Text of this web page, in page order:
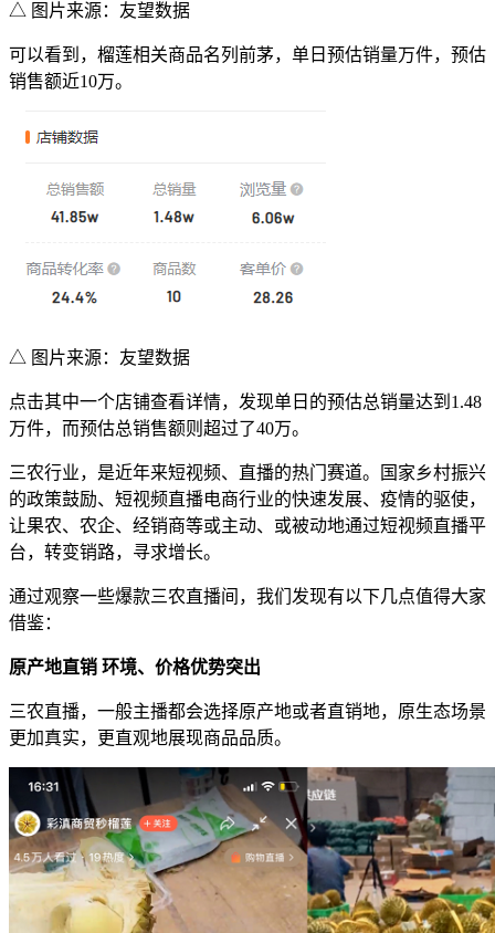
△ 图片来源：友望数据
可以看到，榴莲相关商品名列前茅，单日预估销量万件，预估
销售额近10万。
△ 图片来源：友望数据
点击其中一个店铺查看详情，发现单日的预估总销量达到1.48
万件，而预估总销售额则超过了40万。
三农行业，是近年来短视频、直播的热门赛道。国家乡村振兴
的政策鼓励、短视频直播电商行业的快速发展、疫情的驱使，
让果农、农企、经销商等或主动、或被动地通过短视频直播平
台，转变销路，寻求增长。
通过观察一些爆款三农直播间，我们发现有以下几点值得大家
借鉴：
原产地直销 环境、价格优势突出
三农直播，一般主播都会选择原产地或者直销地，原生态场景
更加真实，更直观地展现商品品质。